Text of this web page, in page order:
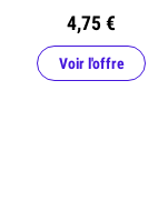
4,75 €
Voir l'offre